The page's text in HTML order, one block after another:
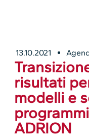
13.10.2021
risultati
modelli e
ADRION